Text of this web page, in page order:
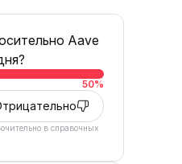
Aave
50%
в справочных